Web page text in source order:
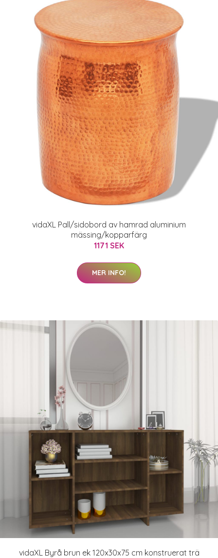
vidaXL Pall/sidobord av hamrad aluminium
mässing/kopparfärg
1171 SEK
MER INFO!
vidaXL Byrå brun ek 120x30x75 cm konstruerat trä